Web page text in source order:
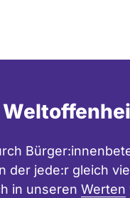
der jede:r gleich
in unseren Werten